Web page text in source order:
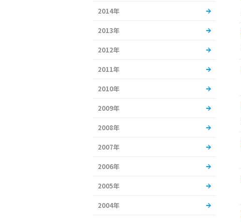
2014年
2013年
2012年
2011年
2010年
2009年
2008年
2007年
2006年
2005年
2004年